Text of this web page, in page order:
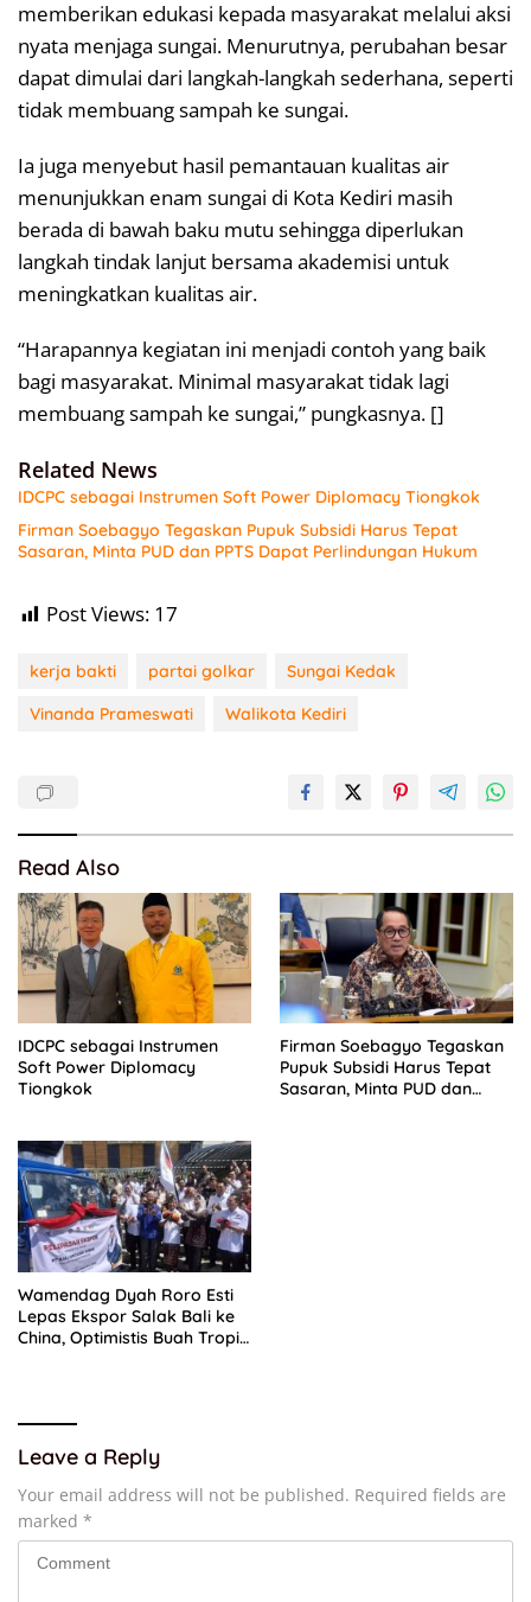
memberikan edukasi kepada masyarakat melalui aksi
nyata menjaga sungai. Menurutnya, perubahan besar
dapat dimulai dari langkah-langkah sederhana, seperti
tidak membuang sampah ke sungai.
Ia juga menyebut hasil pemantauan kualitas air
menunjukkan enam sungai di Kota Kediri masih
berada di bawah baku mutu sehingga diperlukan
langkah tindak lanjut bersama akademisi untuk
meningkatkan kualitas air.
“Harapannya kegiatan ini menjadi contoh yang baik
bagi masyarakat. Minimal masyarakat tidak lagi
membuang sampah ke sungai,” pungkasnya. []
Related News
IDCPC sebagai Instrumen Soft Power Diplomacy Tiongkok
Firman Soebagyo Tegaskan Pupuk Subsidi Harus Tepat
Sasaran, Minta PUD dan PPTS Dapat Perlindungan Hukum
Post Views: 17
kerja bakti partai golkar
Sungai Kedak
Vinanda Prameswati
Walikota Kediri
Read Also
IDCPC sebagai Instrumen
Soft Power Diplomacy
Tiongkok
Firman Soebagyo Tegaskan
Pupuk Subsidi Harus Tepat
Sasaran, Minta PUD dan
Wamendag Dyah Roro Esti
Lepas Ekspor Salak Bali ke
China, Optimistis Buah Tropis
Leave a Reply
Your email address will not be published. Required fields are
marked *